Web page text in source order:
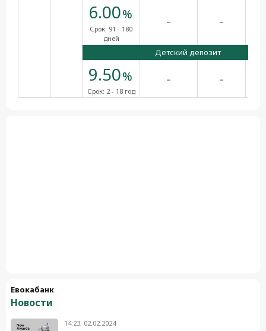
6.00%
Срок: 91 - 180
дней
- -
Детский депозит
9.50%
Срок: 2 - 18 год
- -
Евокабанк
Новости
14:23, 02.02.2024